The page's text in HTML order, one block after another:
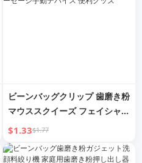
ビーンバッグクリップ 歯磨き粉
マウススクイーズ フェイシャル
クレンザー 便利グッズ バスル
ームスクイーズ 歯磨き粉スクイ
ーズ 歯磨き粉スクイーズ ソー
$1.33$1.77